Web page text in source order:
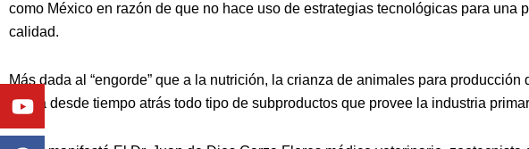
como México en razón de que no hace uso de estrategias tecnológicas para una
calidad.
Más dada al “engorde” que a la nutrición, la crianza de animales para
utiliza desde tiempo atrás todo tipo de subproductos que provee la industria
Youtube
Facebook
Twitter
Linkedin
Instagram